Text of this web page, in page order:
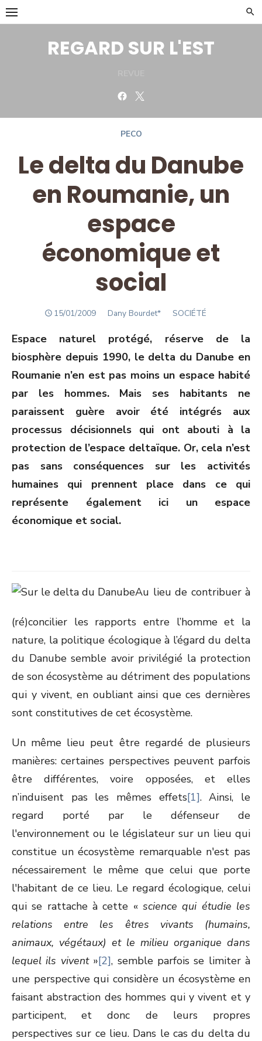
Skip
to
REGARD SUR L'EST
Facebook
PECO
Le delta du Danube
en Roumanie, un
espace
économique et
social
POSTED
15/01/2009 Author
Dany Bourdet* SOCIÉTÉ
Espace naturel protégé, réserve de la
biosphère depuis 1990, le delta du Danube en
Roumanie n’en est pas moins un espace habité
par les hommes. Mais ses habitants ne
paraissent guère avoir été intégrés aux
processus décisionnels qui ont abouti à la
protection de l’espace deltaïque. Or, cela n’est
pas sans conséquences sur les activités
humaines qui prennent place dans ce qui
représente également ici un espace
économique et social.
Au lieu de contribuer à
(ré)concilier les rapports entre l’homme et la
nature, la politique écologique à l’égard du delta
du Danube semble avoir privilégié la protection
de son écosystème au détriment des populations
qui y vivent, en oubliant ainsi que ces dernières
sont constitutives de cet écosystème.
Un même lieu peut être regardé de plusieurs
manières: certaines perspectives peuvent parfois
être différentes, voire opposées, et elles
n’induisent pas les mêmes effets[1]. Ainsi, le
regard porté par le défenseur de
l'environnement ou le législateur sur un lieu qui
constitue un écosystème remarquable n'est pas
nécessairement le même que celui que porte
l'habitant de ce lieu. Le regard écologique, celui
qui se rattache à cette « science qui étudie les
relations entre les êtres vivants (humains,
animaux, végétaux) et le milieu organique dans
lequel ils vivent »[2], semble parfois se limiter à
une perspective qui considère un écosystème en
faisant abstraction des hommes qui y vivent et y
participent, et donc de leurs propres
perspectives sur ce lieu. Dans le cas du delta du